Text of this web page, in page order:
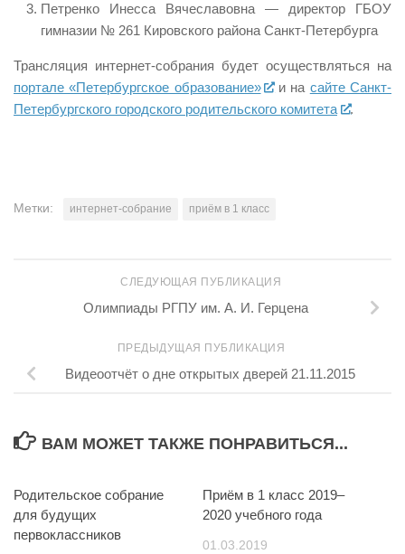
Петренко Инесса Вячеславовна — директор ГБОУ
гимназии № 261 Кировского района Санкт-Петербурга
Трансляция интернет-собрания будет осуществляться на
портале «Петербургское образование»
и на сайте Санкт-
Петербургского городского родительского комитета
.
Метки: интернет-собрание приём в 1 класс
СЛЕДУЮЩАЯ ПУБЛИКАЦИЯ
Олимпиады РГПУ им. А. И. Герцена
ПРЕДЫДУЩАЯ ПУБЛИКАЦИЯ
Видеоотчёт о дне открытых дверей 21.11.2015
ВАМ МОЖЕТ ТАКЖЕ ПОНРАВИТЬСЯ...
Родительское собрание
для будущих
первоклассников
Приём в 1 класс 2019–
2020 учебного года
01.03.2019